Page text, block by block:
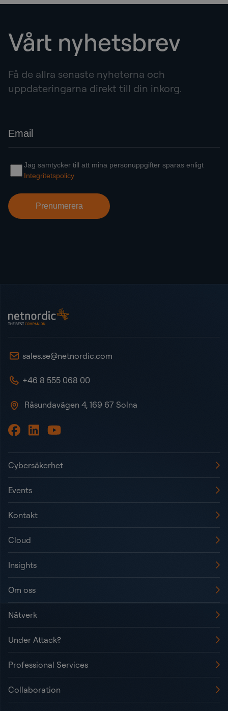
Vårt nyhetsbrev
Få de allra senaste nyheterna och
uppdateringarna direkt till din inkorg.
NetNordic Sweden
sales.se@netnordic.com
+46 8 555 068 00
Råsundavägen 4, 169 67 Solna
Cybersäkerhet
Events
Kontakt
Cloud
Insights
Om oss
Nätverk
Under Attack?
Professional Services
Collaboration